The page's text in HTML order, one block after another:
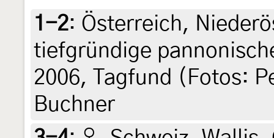
1-2: Österreich,
tiefgründige
2006, Tagfund (Fotos:
Buchner